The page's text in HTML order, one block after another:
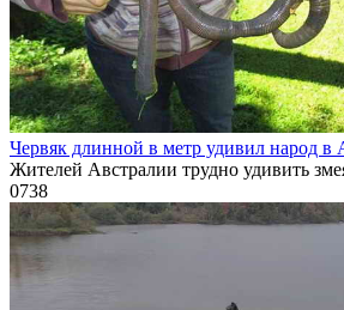
Червяк длинной в метр удивил народ в
Жителей Австралии трудно удивить
0738